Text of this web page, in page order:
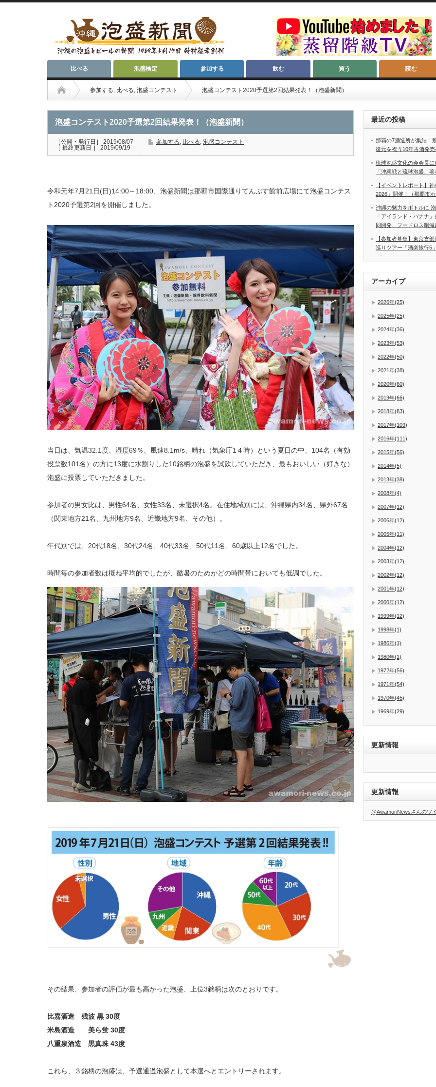
比べる 泡盛検定 参加する 飲む 買う 読む
参加する, 比べる, 泡盛コンテスト 泡盛コンテスト2020予選第2回結果発表！（泡盛新聞）
泡盛コンテスト2020予選第2回結果発表！（泡盛新聞）
［公開・発行日］ 2019/08/07
［ 最終更新日 ］ 2019/09/19
参加する, 比べる, 泡盛コンテスト
令和元年7月21日(日)14:00～18:00、泡盛新聞は那覇市国際通りてんぶす館前広場にて泡盛コンテス
ト2020予選第2回を開催しました。
当日は、気温32.1度、湿度69％、風速8.1m/s、晴れ（気象庁1４時）という夏日の中、104名（有効
投票数101名）の方に13度に水割りした10銘柄の泡盛を試飲していただき、最もおいしい（好きな）
泡盛に投票していただきました。
参加者の男女比は、男性64名、女性33名、未選択4名。在住地域別には、沖縄県内34名、県外67名
（関東地方21名、九州地方9名、近畿地方9名、その他）。
年代別では、20代18名、30代24名、40代33名、50代11名、60歳以上12名でした。
時間毎の参加者数は概ね平均的でしたが、酷暑のためかどの時間帯においても低調でした。
その結果、参加者の評価が最も高かった泡盛、上位3銘柄は次のとおりです。
比嘉酒造 残波 黒 30度
米島酒造 美ら蛍 30度
八重泉酒造 黒真珠 43度
これら、３銘柄の泡盛は、予選通過泡盛として本選へとエントリーされます。
最近の投稿
那覇の7酒造所が集結「
復元を祝う10年古酒発売
琉球泡盛文化の会会長
「沖縄戦と琉球泡盛」
【イベントレポート】
2026」開催！（那覇市
沖縄の魅力をボトルに
「アイランド・バナナ
同開発、フードロス削減
【参加者募集】東京支
巡りツアー「酒楽旅行5
アーカイブ
2026年(25)
2025年(25)
2024年(36)
2023年(53)
2022年(50)
2021年(38)
2020年(60)
2019年(66)
2018年(83)
2017年(109)
2016年(111)
2015年(56)
2014年(5)
2013年(38)
2008年(4)
2007年(12)
2006年(12)
2005年(11)
2004年(12)
2003年(12)
2002年(12)
2001年(12)
2000年(12)
1999年(12)
1998年(1)
1986年(1)
1980年(1)
1972年(56)
1971年(54)
1970年(45)
1969年(29)
更新情報
更新情報
@AwamoriNewsさんのツ